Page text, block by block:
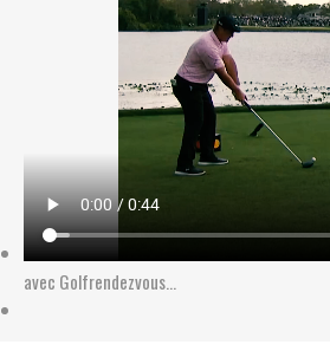
avec Golfrendezvous...